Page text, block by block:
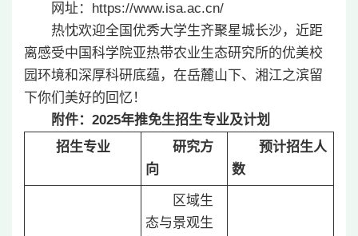
网址：https://www.isa.ac.cn/
热忱欢迎全国优秀大学生齐聚星城长沙，近距
离感受中国科学院亚热带农业生态研究所的优美校
园环境和深厚科研底蕴，在岳麓山下、湘江之滨留
下你们美好的回忆！
附件： 2025年推免生招生专业及计划
招生专业
研究方
向
预计招生人
数
区域生
态与景观生